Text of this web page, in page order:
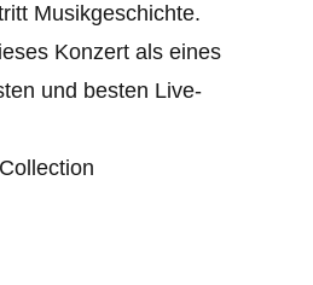
Musikgeschichte.
Konzert als eines
und besten Live-